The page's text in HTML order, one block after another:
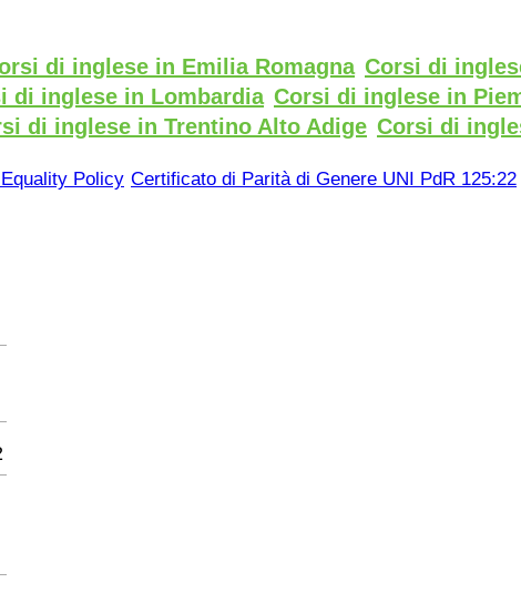
di inglese in Emilia Romagna Corsi di
di inglese in Lombardia Corsi di inglese in
di inglese in Trentino Alto Adige Corsi di
Policy Certificato di Parità di Genere UNI PdR 125:22